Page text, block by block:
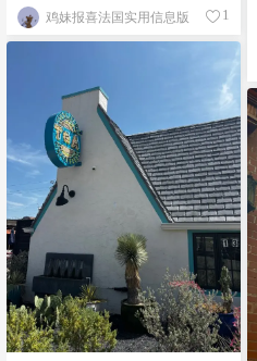
鸡妹报喜法国实用信息版 1